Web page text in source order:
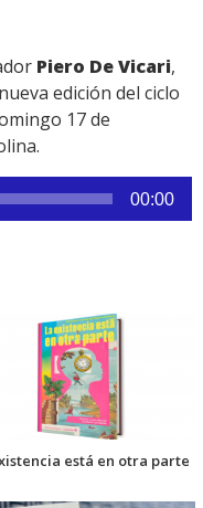
Piero De Vicari,
edición del ciclo
17 de
00:00
está en otra parte